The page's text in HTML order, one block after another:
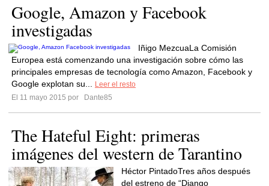
Google, Amazon y Facebook
investigadas
Iñigo MezcuaLa Comisión
Europea está comenzando una investigación sobre cómo las
principales empresas de tecnología como Amazon, Facebook y
Google explotan su...
Leer el resto
El 11 mayo 2015 por
Dante85
The Hateful Eight: primeras
imágenes del western de Tarantino
Héctor PintadoTres años después
del estreno de “Django